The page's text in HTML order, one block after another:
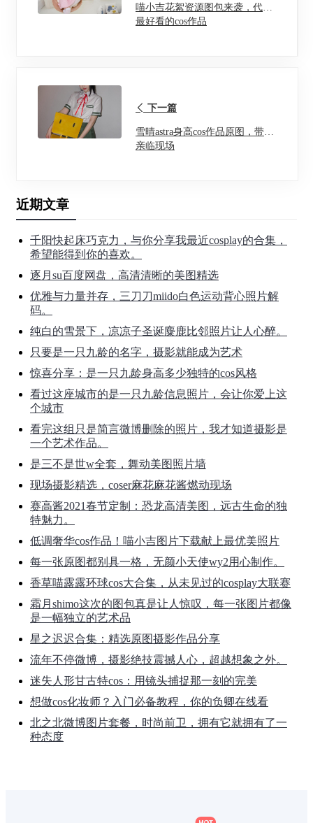
喵小吉花絮资源图包来袭，代表
最好看的cos作品
下一篇
雪晴astra身高cos作品原图，带你
亲临现场
近期文章
千阳快起床巧克力，与你分享我最近cosplay的合集，
希望能得到你的喜欢。
逐月su百度网盘，高清清晰的美图精选
优雅与力量并存，三刀刀miido白色运动背心照片解
码。
纯白的雪景下，凉凉子圣诞麋鹿比邻照片让人心醉。
只要是一只九龄的名字，摄影就能成为艺术
惊喜分享：是一只九龄身高多少独特的cos风格
看过这座城市的是一只九龄信息照片，会让你爱上这
个城市
看完这组只是简言微博删除的照片，我才知道摄影是
一个艺术作品。
是三不是世w全套，舞动美图照片墙
现场摄影精选，coser麻花麻花酱燃动现场
赛高酱2021春节定制：恐龙高清美图，远古生命的独
特魅力。
低调奢华cos作品！喵小吉图片下载献上最优美照片
每一张原图都别具一格，无颜小天使wy2用心制作。
香草喵露露环球cos大合集，从未见过的cosplay大联赛
霜月shimo这次的图包真是让人惊叹，每一张图片都像
是一幅独立的艺术品
星之迟迟合集：精选原图摄影作品分享
流年不停微博，摄影绝技震撼人心，超越想象之外。
迷失人形甘古特cos：用镜头捕捉那一刻的完美
想做cos化妆师？入门必备教程，你的负卿在线看
北之北微博图片套餐，时尚前卫，拥有它就拥有了一
种态度